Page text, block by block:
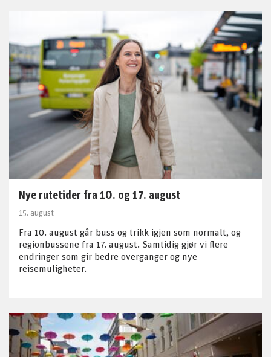
Nye rutetider fra 10. og 17. august
15. august
Fra 10. august går buss og trikk igjen som normalt, og
regionbussene fra 17. august. Samtidig gjør vi flere
endringer som gir bedre overganger og nye
reisemuligheter.